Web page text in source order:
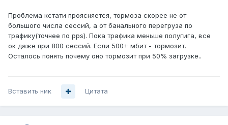
Проблема кстати проясняется, тормоза скорее не от
большого числа сессий, а от банального перегруза по
трафику(точнее по pps). Пока трафика меньше полугига, все
ок даже при 800 сессий. Если 500+ мбит - тормозит.
Осталось понять почему оно тормозит при 50% загрузке..
Вставить ник Цитата